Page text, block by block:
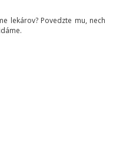
lekárov? Povedzte mu, nech